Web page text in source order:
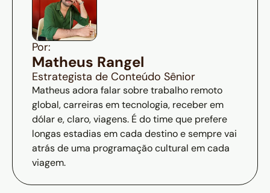
Por:
Matheus Rangel
Estrategista de Conteúdo Sênior
Matheus adora falar sobre trabalho remoto
global, carreiras em tecnologia, receber em
dólar e, claro, viagens. É do time que prefere
longas estadias em cada destino e sempre vai
atrás de uma programação cultural em cada
viagem.